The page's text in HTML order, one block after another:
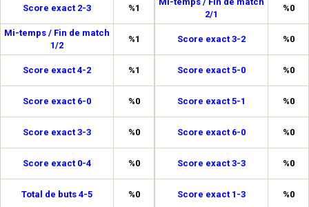
Score exact 2-3 %1
Mi-temps / Fin de match
1/2
%1
Score exact 4-2 %1
Score exact 6-0 %0
Score exact 3-3 %0
Score exact 0-4 %0
Total de buts 4-5 %0
2/1
%0
Score exact 3-2 %0
Score exact 5-0 %0
Score exact 5-1 %0
Score exact 6-0 %0
Score exact 3-3 %0
Score exact 1-3 %0